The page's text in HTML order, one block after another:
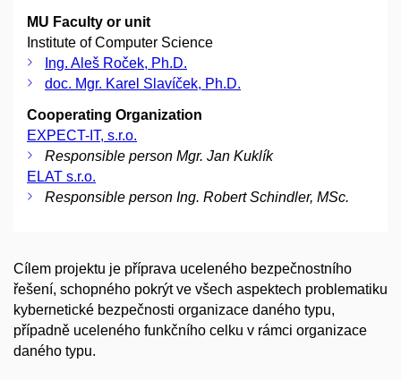
MU Faculty or unit
Institute of Computer Science
Ing. Aleš Roček, Ph.D.
doc. Mgr. Karel Slavíček, Ph.D.
Cooperating Organization
EXPECT-IT, s.r.o.
Responsible person Mgr. Jan Kuklík
ELAT s.r.o.
Responsible person Ing. Robert Schindler, MSc.
Cílem projektu je příprava uceleného bezpečnostního
řešení, schopného pokrýt ve všech aspektech problematiku
kybernetické bezpečnosti organizace daného typu,
případně uceleného funkčního celku v rámci organizace
daného typu.